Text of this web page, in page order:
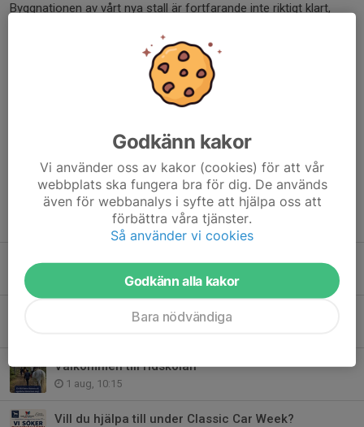
Byggnationen av vårt nya stall är fortfarande inte riktigt klart,
Försäljning av fika kommer finnas på klubben.
Vi ser fram emot en dag med fina rundor, god stämning och
härlig gemenskap – varmt välkomna! 🌟
Tidigare nyheter
Dörrarna öppnas – välkommen på invigning!
Uteritt, Torsdag 6/8
Välkommen till ridskolan
1 aug, 10:15
Vill du hjälpa till under Classic Car Week?
Godkänn kakor
Vi använder oss av kakor (cookies) för att vår
webbplats ska fungera bra för dig. De används
även för webbanalys i syfte att hjälpa oss att
förbättra våra tjänster.
Så använder vi cookies
Godkänn alla kakor
Bara nödvändiga